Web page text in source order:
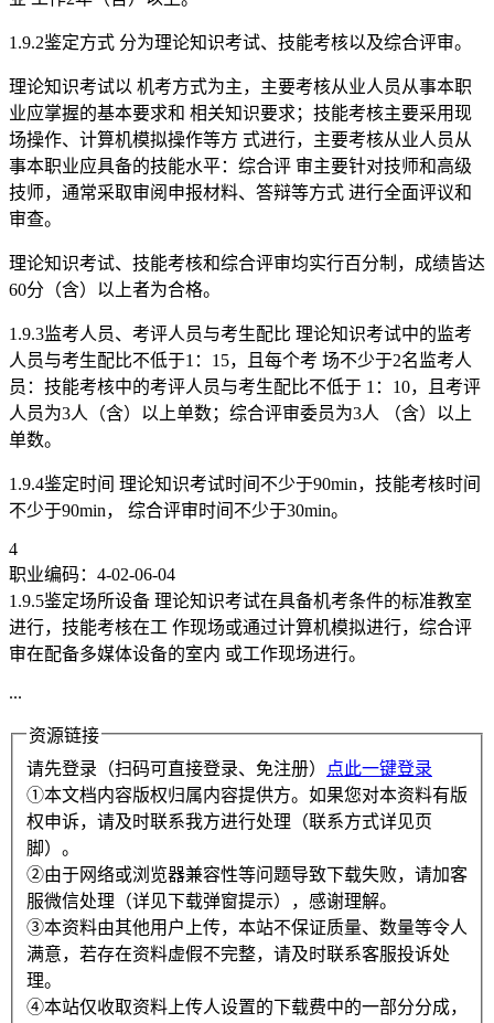
1.9.2鉴定方式 分为理论知识考试、技能考核以及综合评审。
理论知识考试以 机考方式为主，主要考核从业人员从事本职
业应掌握的基本要求和 相关知识要求；技能考核主要采用现
场操作、计算机模拟操作等方 式进行，主要考核从业人员从
事本职业应具备的技能水平：综合评 审主要针对技师和高级
技师，通常采取审阅申报材料、答辩等方式 进行全面评议和
审查。
理论知识考试、技能考核和综合评审均实行百分制，成绩皆达
60分（含）以上者为合格。
1.9.3监考人员、考评人员与考生配比 理论知识考试中的监考
人员与考生配比不低于1：15，且每个考 场不少于2名监考人
员：技能考核中的考评人员与考生配比不低于 1：10，且考评
人员为3人（含）以上单数；综合评审委员为3人 （含）以上
单数。
1.9.4鉴定时间 理论知识考试时间不少于90min，技能考核时间
不少于90min， 综合评审时间不少于30min。
4
职业编码：4-02-06-04
1.9.5鉴定场所设备 理论知识考试在具备机考条件的标准教室
进行，技能考核在工 作现场或通过计算机模拟进行，综合评
审在配备多媒体设备的室内 或工作现场进行。
...
资源链接
请先登录（扫码可直接登录、免注册）
点此一键登录
①本文档内容版权归属内容提供方。如果您对本资料有版
权申诉，请及时联系我方进行处理（联系方式详见页
脚）。
②由于网络或浏览器兼容性等问题导致下载失败，请加客
服微信处理（详见下载弹窗提示），感谢理解。
③本资料由其他用户上传，本站不保证质量、数量等令人
满意，若存在资料虚假不完整，请及时联系客服投诉处
理。
④本站仅收取资料上传人设置的下载费中的一部分分成，